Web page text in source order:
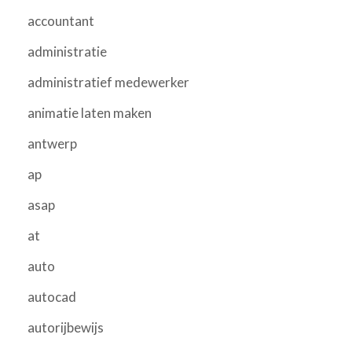
accountant
administratie
administratief medewerker
animatie laten maken
antwerp
ap
asap
at
auto
autocad
autorijbewijs